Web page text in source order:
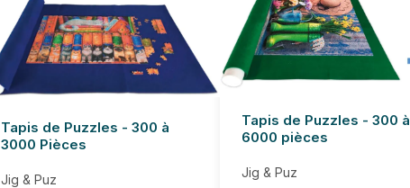
Tapis de Puzzles - 300 à
3000 Pièces
Jig & Puz
Tapis de Puzzles - 300 à
6000 pièces
Jig & Puz